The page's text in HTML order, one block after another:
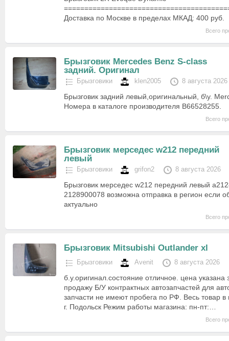
Доставка по Москве в пределах МКАД: 400 руб.
Всего
Брызговик Mercedes Benz S-class
задний. Оригинал
Брызговики klen2005 8 августа 2026
Брызговик задний левый,оригинальный, б\у.
Номера в каталоге производителя B66528255.
Всего
Брызговик мерседес w212 передний
левый
Брызговики grifon2 8 августа 2026
Брызговик мерседес w212 передний левый
2128900078 возможна отправка в регион если
актуально
Всего
Брызговик Mitsubishi Outlander xl
Брызговики Avenit 8 августа 2026
б.у.оригинал.состояние отличное. цена
продажу Б/У контрактных автозапчастей для
запчасти не имеют пробега по РФ. Весь товар в
г. Подольск Режим работы магазина: пн-пт:…
Всего